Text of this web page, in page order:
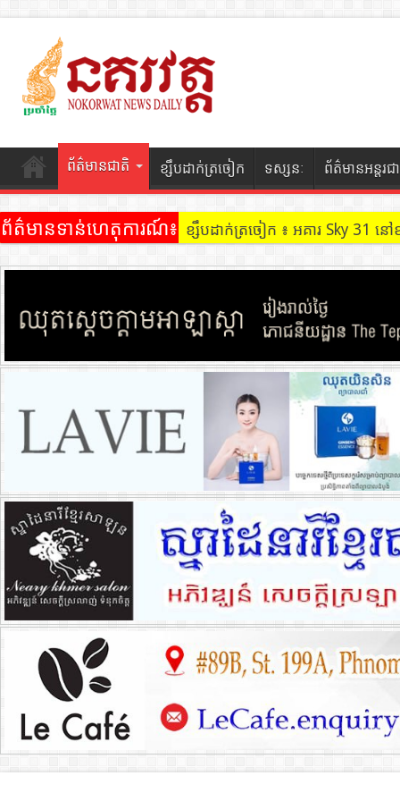
ព័ត៌មានជាតិ ខ្សឹបដាក់ត្រចៀក ទស្សនៈ ព័ត៌មានអន្តរជ
ព័ត៌មានទាន់ហេតុការណ៍៖ ខ្សឹបដាក់ត្រចៀក ៖ អគារ Sky 31
ខ្សឹបដាក់ត្រចៀក ៖ ដល់ករ ! ឈ្មួញដឹក